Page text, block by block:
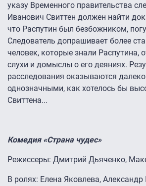
указу Временного правительства
Иванович Свиттен должен найти
что Распутин был безбожником,
Следователь допрашивает более
человек, которые знали Распутина,
слухи и домыслы о его деяниях.
расследования оказываются
однозначными, как хотелось бы
Свиттена...
Комедия «Страна чудес»
Режиссеры: Дмитрий Дьяченко,
В ролях: Елена Яковлева, Александр